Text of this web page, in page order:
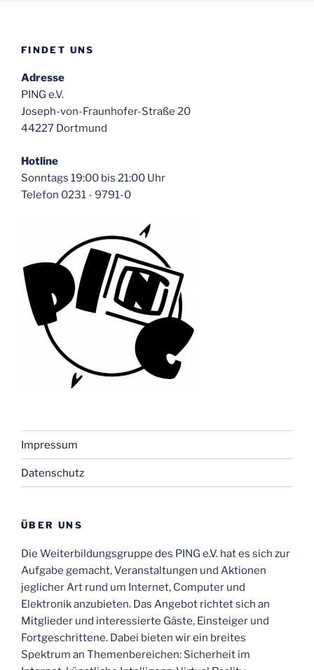
FINDET UNS
Adresse
PING e.V.
Joseph-von-Fraunhofer-Straße 20
44227 Dortmund
Hotline
Sonntags 19:00 bis 21:00 Uhr
Telefon 0231 - 9791-0
Impressum
Datenschutz
ÜBER UNS
Die Weiterbildungsgruppe des PING e.V. hat es sich zur
Aufgabe gemacht, Veranstaltungen und Aktionen
jeglicher Art rund um Internet, Computer und
Elektronik anzubieten. Das Angebot richtet sich an
Mitglieder und interessierte Gäste, Einsteiger und
Fortgeschrittene. Dabei bieten wir ein breites
Spektrum an Themenbereichen: Sicherheit im